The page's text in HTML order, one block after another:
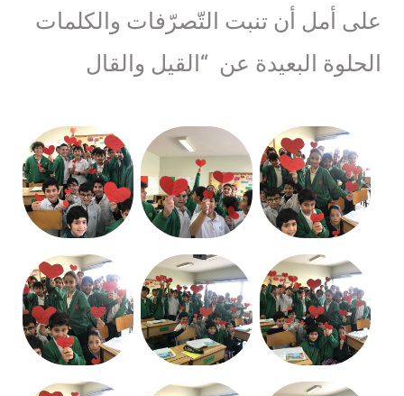
على أمل أن تنبت التّصرّفات والكلمات
الحلوة البعيدة عن “القيل والقال